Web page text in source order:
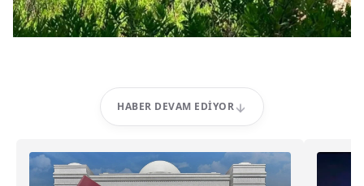
HABER DEVAM EDIYOR